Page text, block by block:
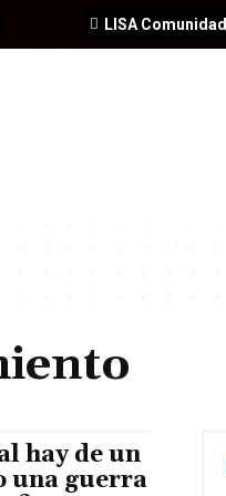
LISA Comunidad
hay de un
una guerra